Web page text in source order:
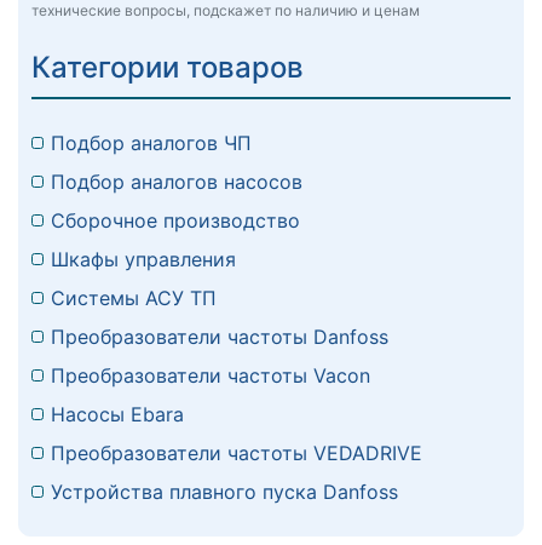
технические вопросы, подскажет по наличию и ценам
Категории товаров
Подбор аналогов ЧП
Подбор аналогов насосов
Сборочное производство
Шкафы управления
Системы АСУ ТП
Преобразователи частоты Danfoss
Преобразователи частоты Vacon
Насосы Ebara
Преобразователи частоты VEDADRIVE
Устройства плавного пуска Danfoss